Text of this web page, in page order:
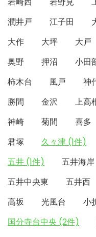
潤井戸
江子田
大作
大坪 大戸
奥野
押沼 小田
柿木台
風戸 神
勝間
金沢 上高
神崎
菊間 喜多
君塚
久々津 (1件)
五井 (1件)
五井海岸
五井中央東
五井西
高坂
光風台 小
国分寺台中央 (2件)